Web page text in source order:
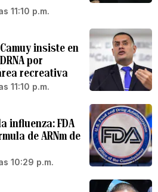
11:10 p.m.
insiste en
por
recreativa
11:10 p.m.
influenza: FDA
de ARNm de
10:29 p.m.